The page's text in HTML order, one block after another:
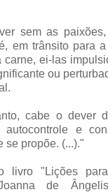
sem as
em trânsito para
carne, ei-las
ou
cabe o dever
autocontrole e
se propõe. (...)."
livro "Lições
de